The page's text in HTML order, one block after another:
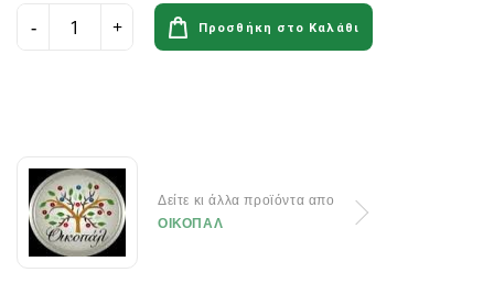
Προσθήκη στο Καλάθι
Δείτε κι άλλα προϊόντα απο
ΟΙΚΟΠΑΛ